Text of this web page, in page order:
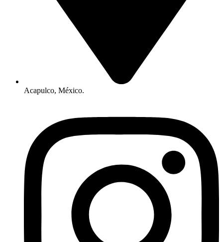
Acapulco, México.